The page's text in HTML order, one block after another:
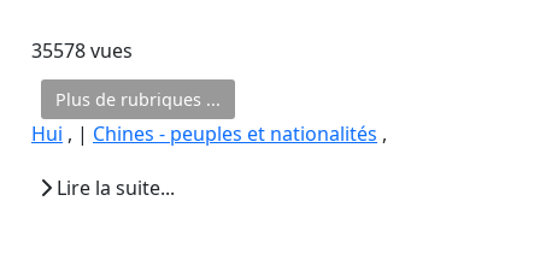
35578 vues
Plus de rubriques ...
Hui , | Chines - peuples et nationalités ,
Lire la suite...